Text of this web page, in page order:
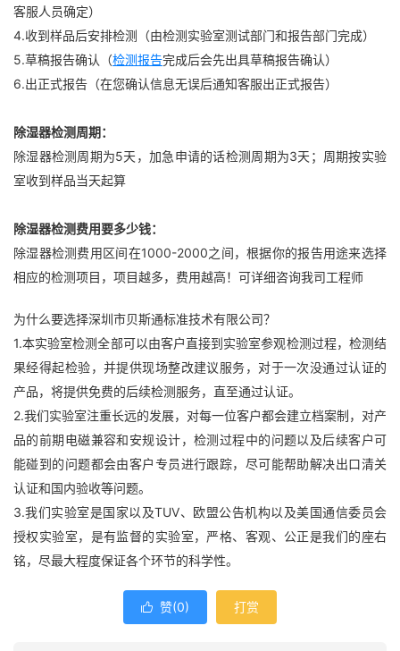
客服人员确定）
4.收到样品后安排检测（由检测实验室测试部门和报告部门完成）
5.草稿报告确认（检测报告完成后会先出具草稿报告确认）
6.出正式报告（在您确认信息无误后通知客服出正式报告）
除湿器检测周期：
除湿器检测周期为5天，加急申请的话检测周期为3天；周期按实验
室收到样品当天起算
除湿器检测费用要多少钱：
除湿器检测费用区间在1000-2000之间，根据你的报告用途来选择
相应的检测项目，项目越多，费用越高！可详细咨询我司工程师
为什么要选择深圳市贝斯通标准技术有限公司？
1.本实验室检测全部可以由客户直接到实验室参观检测过程，检测结
果经得起检验，并提供现场整改建议服务，对于一次没通过认证的
产品，将提供免费的后续检测服务，直至通过认证。
2.我们实验室注重长远的发展，对每一位客户都会建立档案制，对产
品的前期电磁兼容和安规设计，检测过程中的问题以及后续客户可
能碰到的问题都会由客户专员进行跟踪，尽可能帮助解决出口清关
认证和国内验收等问题。
3.我们实验室是国家以及TUV、欧盟公告机构以及美国通信委员会
授权实验室，是有监督的实验室，严格、客观、公正是我们的座右
铭，尽最大程度保证各个环节的科学性。
 赞(0) 打赏